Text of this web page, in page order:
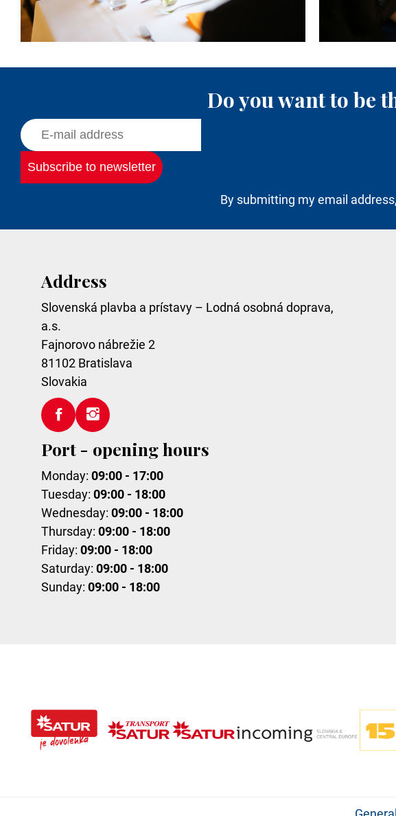
Do you want to be
By submitting my email
Address
Slovenská plavba a prístavy – Lodná osobná doprava,
a.s.
Fajnorovo nábrežie 2
81102 Bratislava
Slovakia
Port - opening hours
Monday: 09:00 - 17:00
Tuesday: 09:00 - 18:00
Wednesday: 09:00 - 18:00
Thursday: 09:00 - 18:00
Friday: 09:00 - 18:00
Saturday: 09:00 - 18:00
Sunday: 09:00 - 18:00